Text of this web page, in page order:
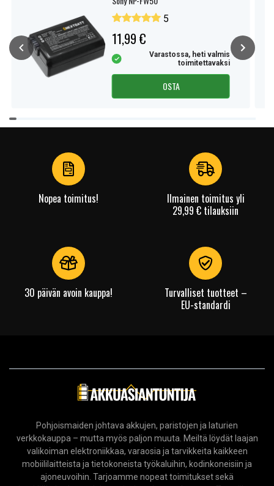
5
11,99 €
Varastossa, heti valmis
toimitettavaksi
OSTA
Item
1
Nopea toimitus!
Ilmainen toimitus yli
29,99 € tilauksiin
30 päivän avoin kauppa!
Turvalliset tuotteet –
EU-standardi
Pohjoismaiden johtava akkujen, paristojen ja laturien
verkkokauppa – mutta myös paljon muuta. Meiltä löydät laajan
valikoiman elektroniikkaa, varaosia ja tarvikkeita kaikkeen
mobiililaitteista ja tietokoneista työkaluihin, kodinkoneisiin ja
ajoneuvoihin. Tarjoamme nopeat toimitukset sekä